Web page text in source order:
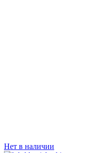
Нет в наличии